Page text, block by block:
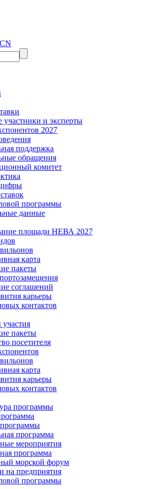
CN
и эксперты
2027
поддержка
обращения
комитет
программы
данные
площади НЕВА 2027
карта
пакеты
соглашений
карьеры
контактов
пакеты
посетителя
карта
карьеры
контактов
программы
программа
мероприятия
программа
морской форум
на предприятия
программы